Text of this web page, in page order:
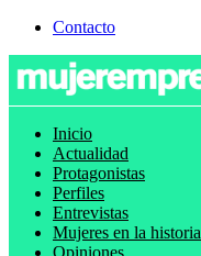
Contacto
Inicio
Actualidad
Protagonistas
Perfiles
Entrevistas
Mujeres en la historia
Opiniones